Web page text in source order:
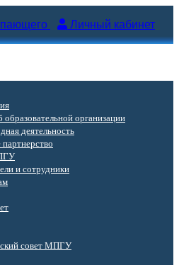
Личный кабинет
образовательной организации
деятельность
и сотрудники
совет МПГУ